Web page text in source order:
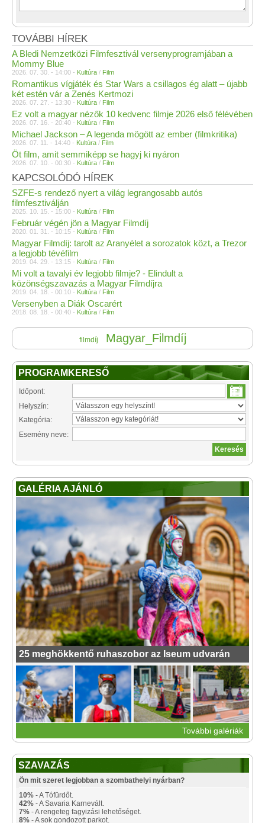
TOVÁBBI HÍREK
A Bledi Nemzetközi Filmfesztivál versenyprogramjában a
Mommy Blue
2026. 07. 30. - 14:00 - Kultúra / Film
Romantikus vígjáték és Star Wars a csillagos ég alatt – újabb
két estén vár a Zenés Kertmozi
2026. 07. 27. - 13:30 - Kultúra / Film
Ez volt a magyar nézők 10 kedvenc filmje 2026 első félévében
2026. 07. 16. - 20:40 - Kultúra / Film
Michael Jackson – A legenda mögött az ember (filmkritika)
2026. 07. 11. - 14:40 - Kultúra / Film
Öt film, amit semmiképp se hagyj ki nyáron
2026. 07. 10. - 00:30 - Kultúra / Film
KAPCSOLÓDÓ HÍREK
SZFE-s rendező nyert a világ legrangosabb autós
filmfesztiválján
2025. 10. 15. - 15:00 - Kultúra / Film
Február végén jön a Magyar Filmdíj
2020. 01. 31. - 10:15 - Kultúra / Film
Magyar Filmdíj: tarolt az Aranyélet a sorozatok közt, a Trezor
a legjobb tévéfilm
2019. 04. 29. - 13:15 - Kultúra / Film
Mi volt a tavalyi év legjobb filmje? - Elindult a
közönségszavazás a Magyar Filmdíjra
2019. 04. 18. - 00:10 - Kultúra / Film
Versenyben a Diák Oscarért
2018. 08. 18. - 00:40 - Kultúra / Film
filmdíj Magyar_Filmdíj
PROGRAMKERESŐ
Időpont:
Helyszín:
Kategória:
Esemény neve:
GALÉRIA AJÁNLÓ
25 meghökkentő ruhaszobor az Iseum udvarán
További galériák
SZAVAZÁS
Ön mit szeret legjobban a szombathelyi nyárban?
10% - A Tófürdőt.
42% - A Savaria Karnevált.
7% - A rengeteg fagyizási lehetőséget.
8% - A sok gondozott parkot.